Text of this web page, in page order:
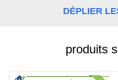
DEMANDEZ
CITATION
PLAN
DÉPLIER
produits